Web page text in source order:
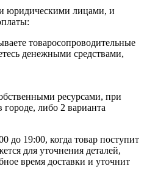
юридическими лицами, и
товаросопроводительные
денежными средствами,
ресурсами, при
либо 2 варианта
до 19:00, когда товар поступит
для уточнения деталей,
время доставки и уточнит